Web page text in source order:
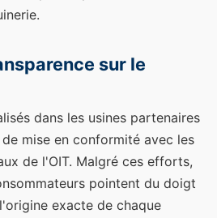
sur le
dans les usines partenaires
mise en conformité avec les
de l'OIT. Malgré ces efforts,
pointent du doigt
exacte de chaque